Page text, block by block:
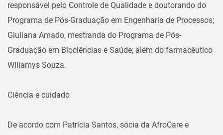
responsável pelo Controle de Qualidade e doutorando do
Programa de Pós-Graduação em Engenharia de Processos;
Giuliana Amado, mestranda do Programa de Pós-
Graduação em Biociências e Saúde; além do farmacêutico
Willamys Souza.
Ciência e cuidado
De acordo com Patrícia Santos, sócia da AfroCare e